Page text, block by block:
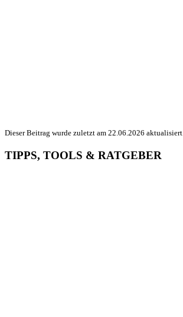
Dieser Beitrag wurde zuletzt am 22.06.2026 aktualisiert.
TIPPS, TOOLS & RATGEBER